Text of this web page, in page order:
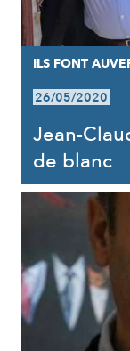
ILS FONT
26/05/2020
Jean-
de blanc